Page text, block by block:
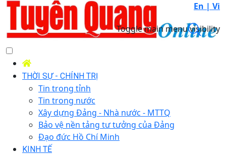
En | Vi
Toggle main menu visibility
THỜI SỰ - CHÍNH TRỊ
Tin trong tỉnh
Tin trong nước
Xây dựng Đảng - Nhà nước - MTTQ
Bảo vệ nền tảng tư tưởng của Đảng
Đạo đức Hồ Chí Minh
KINH TẾ